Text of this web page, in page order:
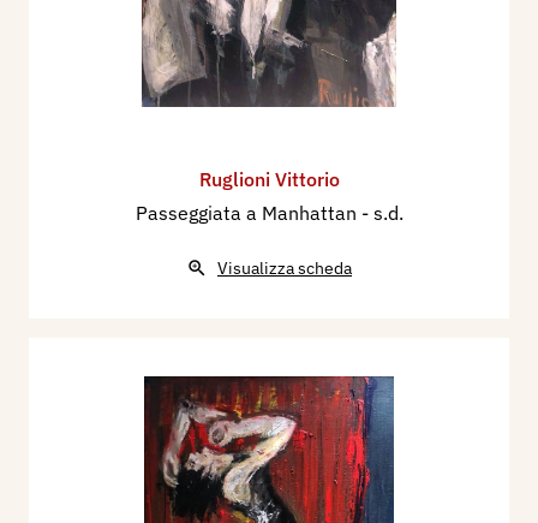
Ruglioni Vittorio
Passeggiata a Manhattan - s.d.
Visualizza scheda